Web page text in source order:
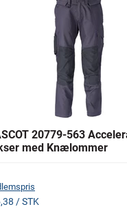
20779-563
med Knælommer
/ STK